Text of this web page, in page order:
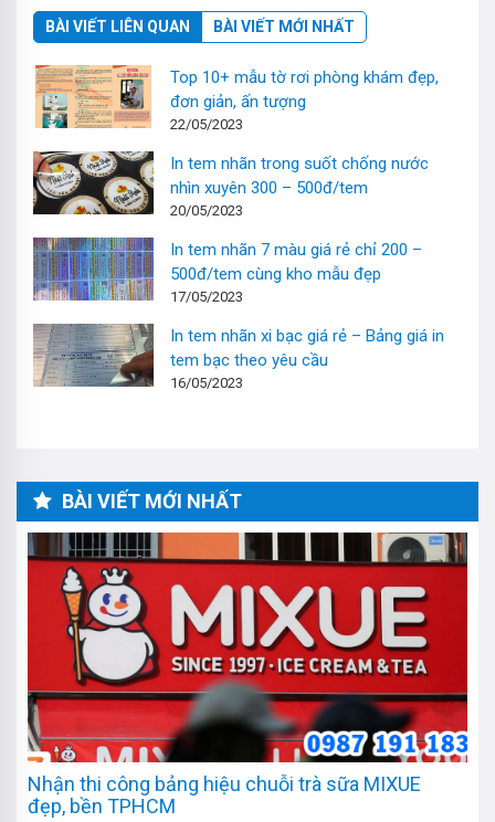
BÀI VIẾT LIÊN QUAN BÀI VIẾT MỚI NHẤT
Top 10+ mẫu tờ rơi phòng khám đẹp,
đơn giản, ấn tượng
22/05/2023
In tem nhãn trong suốt chống nước
nhìn xuyên 300 – 500đ/tem
20/05/2023
In tem nhãn 7 màu giá rẻ chỉ 200 –
500đ/tem cùng kho mẫu đẹp
17/05/2023
In tem nhãn xi bạc giá rẻ – Bảng giá in
tem bạc theo yêu cầu
16/05/2023
BÀI VIẾT MỚI NHẤT
Nhận thi công bảng hiệu chuỗi trà sữa MIXUE
đẹp, bền TPHCM